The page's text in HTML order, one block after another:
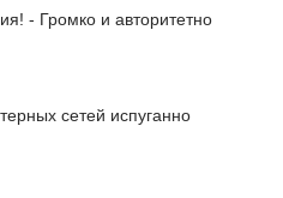
- Громко и авторитетно
сетей испуганно